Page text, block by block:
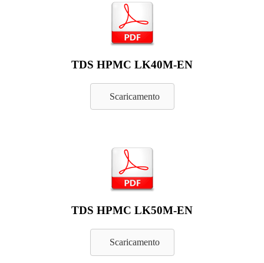
TDS HPMC LK40M-EN
Scaricamento
TDS HPMC LK50M-EN
Scaricamento